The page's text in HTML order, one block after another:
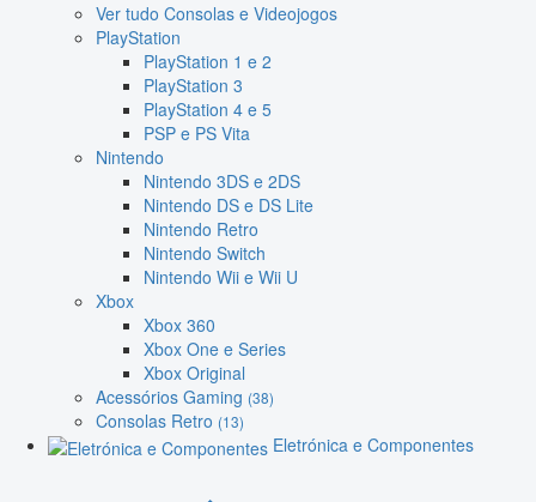
Ver tudo Consolas e Videojogos
PlayStation
PlayStation 1 e 2
PlayStation 3
PlayStation 4 e 5
PSP e PS Vita
Nintendo
Nintendo 3DS e 2DS
Nintendo DS e DS Lite
Nintendo Retro
Nintendo Switch
Nintendo Wii e Wii U
Xbox
Xbox 360
Xbox One e Series
Xbox Original
Acessórios Gaming (38)
Consolas Retro (13)
Eletrónica e Componentes